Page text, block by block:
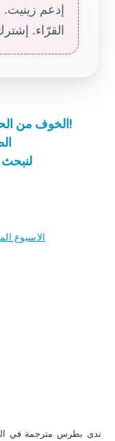
إدعم
القرّاء.
الخوف من الحقيقة… مات الحق وعاش اللّص!
الاسبوع
ندى بطرس مترجمة في